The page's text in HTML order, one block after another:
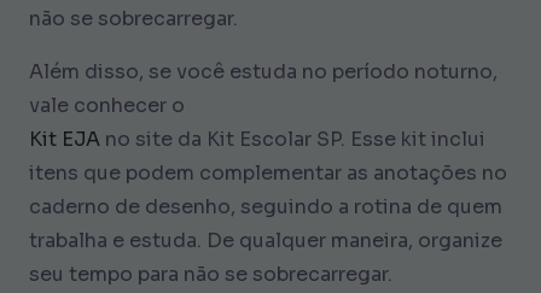
não se sobrecarregar.
Além disso, se você estuda no período noturno,
vale conhecer o
Kit EJA no site da Kit Escolar SP. Esse kit inclui
itens que podem complementar as anotações no
caderno de desenho, seguindo a rotina de quem
trabalha e estuda. De qualquer maneira, organize
seu tempo para não se sobrecarregar.